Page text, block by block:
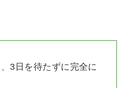
3日を待たずに完全に